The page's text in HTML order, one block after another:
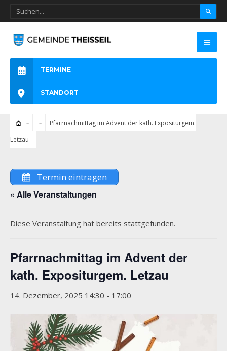
TERMINE
STANDORT
Pfarrnachmittag im Advent der kath. Expositurgem.
Letzau
Termin eintragen
« Alle Veranstaltungen
Diese Veranstaltung hat bereits stattgefunden.
Pfarrnachmittag im Advent der
kath. Expositurgem. Letzau
14. Dezember, 2025 14:30 - 17:00